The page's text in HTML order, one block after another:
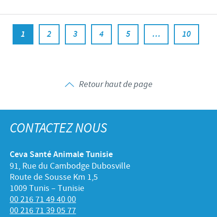
1 2 3 4 5 … 10
Retour haut de page
CONTACTEZ NOUS
Ceva Santé Animale Tunisie
91, Rue du Cambodge Dubosville
Route de Sousse Km 1,5
1009 Tunis – Tunisie
00 216 71 49 40 00
00 216 71 39 05 77